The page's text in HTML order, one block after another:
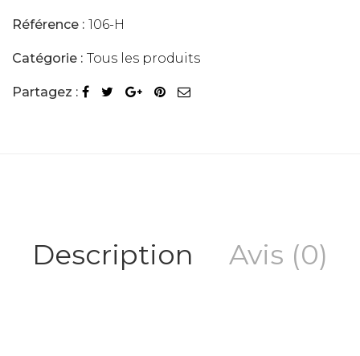
Référence : 106-H
Catégorie : Tous les produits
Partagez :
Description Avis (0)